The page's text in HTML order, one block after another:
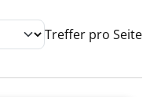
Treffer pro Seite